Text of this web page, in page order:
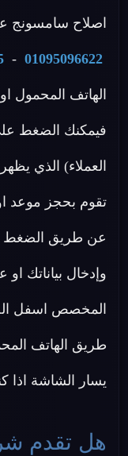
اصلاح سامسونج
01095096622
-
الهاتف المحمول
فيمكنك الضغط
العملاء) الذي
تقوم بحجز موعد
عن طريق الضغط
وإدخال بياناتك
المخصص اسفل
طريق الهاتف
يسار الشاشة اذا
هل تقدم